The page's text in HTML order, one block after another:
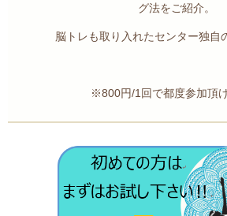
グ法をご紹介。
脳トレも取り入れたセンター独自
※800円/1回で都度参加頂け